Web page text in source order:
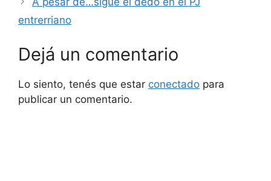
entrerriano
Dejá un comentario
Lo siento, tenés que estar conectado para
publicar un comentario.